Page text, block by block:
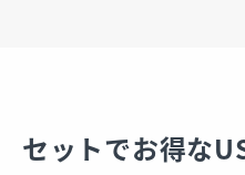
セットでお得な